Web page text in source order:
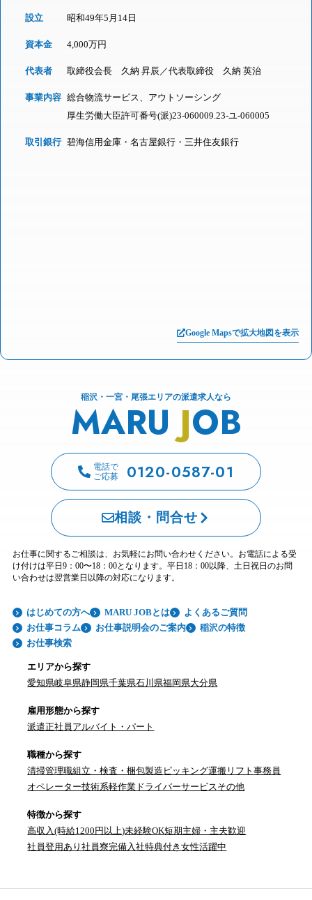
設立 昭和49年5月14日
資本金 4,000万円
代表者 取締役会長 久納 昇辰／代表取締役 久納 英治
事業内容 総合物流サービス、アウトソーシング
厚生労働大臣許可番号(派)23-060009.23-ユ-060005
取引銀行 碧海信用金庫・名古屋銀行・三井住友銀行
Google Mapsで拡大地図を表示
稲沢・一宮・尾張エリアの派遣求人なら
MARUJOB
電話で
ご応募
0120-0587-01
相談・問合せ
お仕事に関するご相談は、お気軽にお問い合わせください。お電話による受
け付けは平日9：00〜18：00となります。平日18：00以降、土日祝日のお問
い合わせは翌営業日以降の対応になります。
はじめての方へ MARU JOBとは
よくあるご質問
お仕事コラム
お仕事説明会のご案内
稲沢の特徴
お仕事検索
エリアから探す
愛知県岐阜県静岡県千葉県石川県福岡県大分県
雇用形態から探す
派遣正社員 アルバイト・パート
職種から探す
清掃管理職組立・検査・梱包製造 ピッキング運搬 リフト事務員
オペレーター技術系軽作業 ドライバーサービスその他
特徴から探す
高収入(時給1200円以上)未経験OK短期主婦・主夫歓迎
社員登用あり社員寮完備 入社特典付き女性活躍中